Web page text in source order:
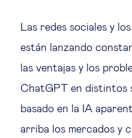
Social
Las redes sociales y
están lanzando
las ventajas y los
ChatGPT en distintos
basado en la IA
arriba los mercados y